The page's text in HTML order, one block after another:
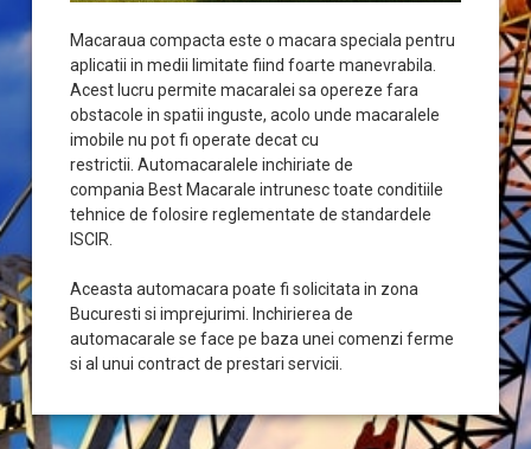
Macaraua compacta este o macara speciala pentru
aplicatii in medii limitate fiind foarte manevrabila.
Acest lucru permite macaralei sa opereze fara
obstacole in spatii inguste, acolo unde macaralele
imobile nu pot fi operate decat cu
restrictii. Automacaralele inchiriate de
compania Best Macarale intrunesc toate conditiile
tehnice de folosire reglementate de standardele
ISCIR.
Aceasta automacara poate fi solicitata in zona
Bucuresti si imprejurimi. Inchirierea de
automacarale se face pe baza unei comenzi ferme
si al unui contract de prestari servicii.